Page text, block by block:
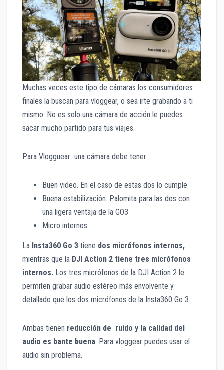
Muchas veces este tipo de cámaras los consumidores
finales la buscan para vloggear, o sea irte grabando a ti
mismo. No es solo una cámara de acción le puedes
sacar mucho partido para tus viajes.
Para Vlogguear una cámara debe tener:
Buen video. En el caso de estas dos lo cumple
Buena estabilización. Palomita para las dos con
una ligera ventaja de la GO3
Micro internos.
La Insta360 Go 3 tiene dos micrófonos internos,
mientras que la DJI Action 2 tiene tres micrófonos
internos. Los tres micrófonos de la DJI Action 2 le
permiten grabar audio estéreo más envolvente y
detallado que los dos micrófonos de la Insta360 Go 3.
Ambas tienen reducción de ruido y la calidad del
audio es bante buena. Para vloggear puedes usar el
audio sin problema.